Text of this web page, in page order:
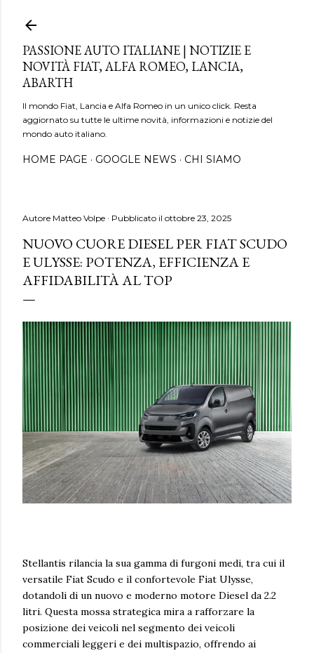
PASSIONE AUTO ITALIANE | NOTIZIE E
NOVITÀ FIAT, ALFA ROMEO, LANCIA,
ABARTH
Il mondo Fiat, Lancia e Alfa Romeo in un unico click. Resta
aggiornato su tutte le ultime novità, informazioni e notizie del
mondo auto italiano.
HOME PAGE GOOGLE NEWS CHI SIAMO
Autore Matteo Volpe Pubblicato il ottobre 23, 2025
NUOVO CUORE DIESEL PER FIAT SCUDO
E ULYSSE: POTENZA, EFFICIENZA E
AFFIDABILITÀ AL TOP
Stellantis rilancia la sua gamma di furgoni medi, tra cui il
versatile Fiat Scudo e il confortevole Fiat Ulysse,
dotandoli di un nuovo e moderno motore Diesel da 2.2
litri. Questa mossa strategica mira a rafforzare la
posizione dei veicoli nel segmento dei veicoli
commerciali leggeri e dei multispazio, offrendo ai